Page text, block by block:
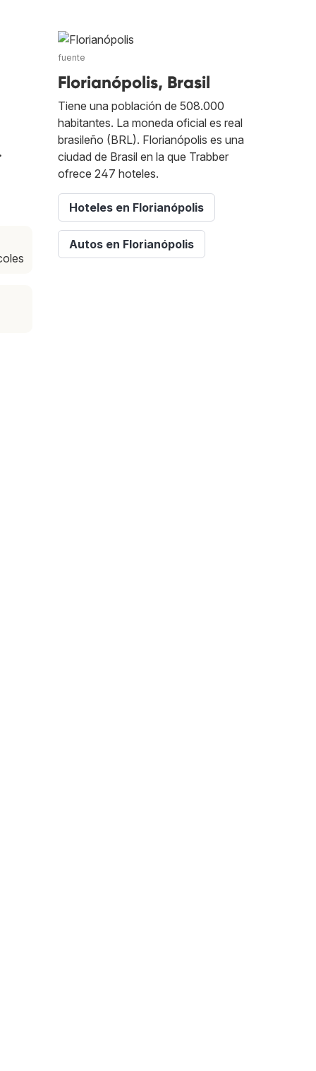
fuente
Florianópolis, Brasil
Tiene una población de 508.000
habitantes. La moneda oficial es real
brasileño (BRL). Florianópolis es una
ciudad de Brasil en la que Trabber
ofrece 247 hoteles.
Hoteles en Florianópolis
Autos en Florianópolis